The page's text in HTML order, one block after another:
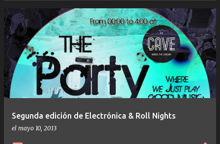
Segunda edición de Electrónica & Roll Nights
el mayo 10, 2013